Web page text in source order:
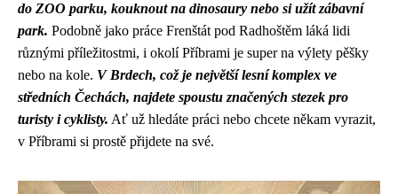
do ZOO parku, kouknout na dinosaury nebo si užít zábavní
park. Podobně jako práce Frenštát pod Radhoštěm láká lidi
různými příležitostmi, i okolí Příbrami je super na výlety pěšky
nebo na kole. V Brdech, což je největší lesní komplex ve
středních Čechách, najdete spoustu značených stezek pro
turisty i cyklisty. Ať už hledáte práci nebo chcete někam vyrazit,
v Příbrami si prostě přijdete na své.